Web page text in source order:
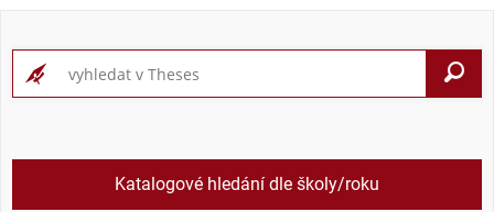
Katalogové hledání dle školy/roku